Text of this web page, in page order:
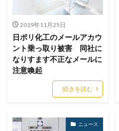
ファイアウォール
ファイ
ファイルレ
フィッシングサイト
フィ
フィッシングメールにどう対処
フィッシング対策協議会
フィルタリング
フェス
フォーム
フォレスター
ブラウザ
ブルートフォー
2019年11月25日
日ポリ化工のメールアカウ
ント乗っ取り被害 同社に
なりすます不正なメールに
注意喚起
続きを読む
ニュース